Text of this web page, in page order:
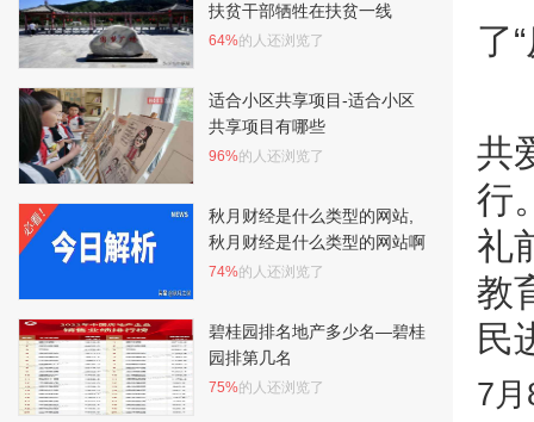
了
共
行
礼
教
民
7
扶贫干部牺牲在扶贫一线
64%的人还浏览了
适合小区共享项目-适合小区
共享项目有哪些
96%的人还浏览了
秋月财经是什么类型的网站,
秋月财经是什么类型的网站啊
74%的人还浏览了
碧桂园排名地产多少名—碧桂
园排第几名
75%的人还浏览了